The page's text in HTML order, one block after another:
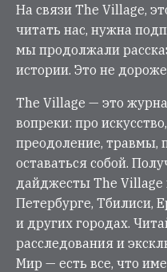
На связи The Village,
читать нас, нужна
мы продолжали
истории. Это не
The Village — это
вопреки: про
преодоление, травмы,
оставаться собой.
дайджесты The Village
Петербурге, Тбилиси,
и других городах.
расследования и
Мир — есть все, что